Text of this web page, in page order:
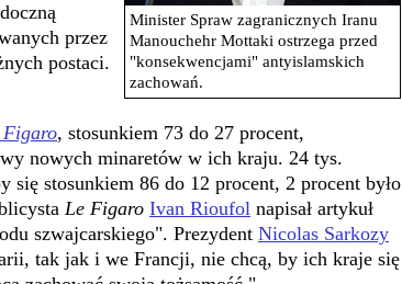
Minister Spraw zagranicznych Iranu
Manouchehr Mottaki ostrzega przed
"konsekwencjami" antyislamskich
zachowań.
przez
postaci.
Figaro, stosunkiem 73 do 27 procent,
nowych minaretów w ich kraju. 24 tys.
się stosunkiem 86 do 12 procent, 2 procent było
Le Figaro Ivan Rioufol napisał artykuł
szwajcarskiego". Prezydent Nicolas Sarkozy
tak jak i we Francji, nie chcą, by ich kraje się